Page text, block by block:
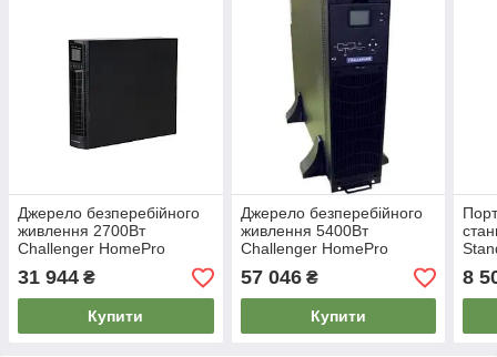
Джерело безперебійного
живлення 2700Вт
Challenger HomePro
RT3000-S 72V
31 944 ₴
Купити
Джерело безперебійного
живлення 5400Вт
Challenger HomePro
6000RT31 192/216/240V
57 046₴
Купити
8